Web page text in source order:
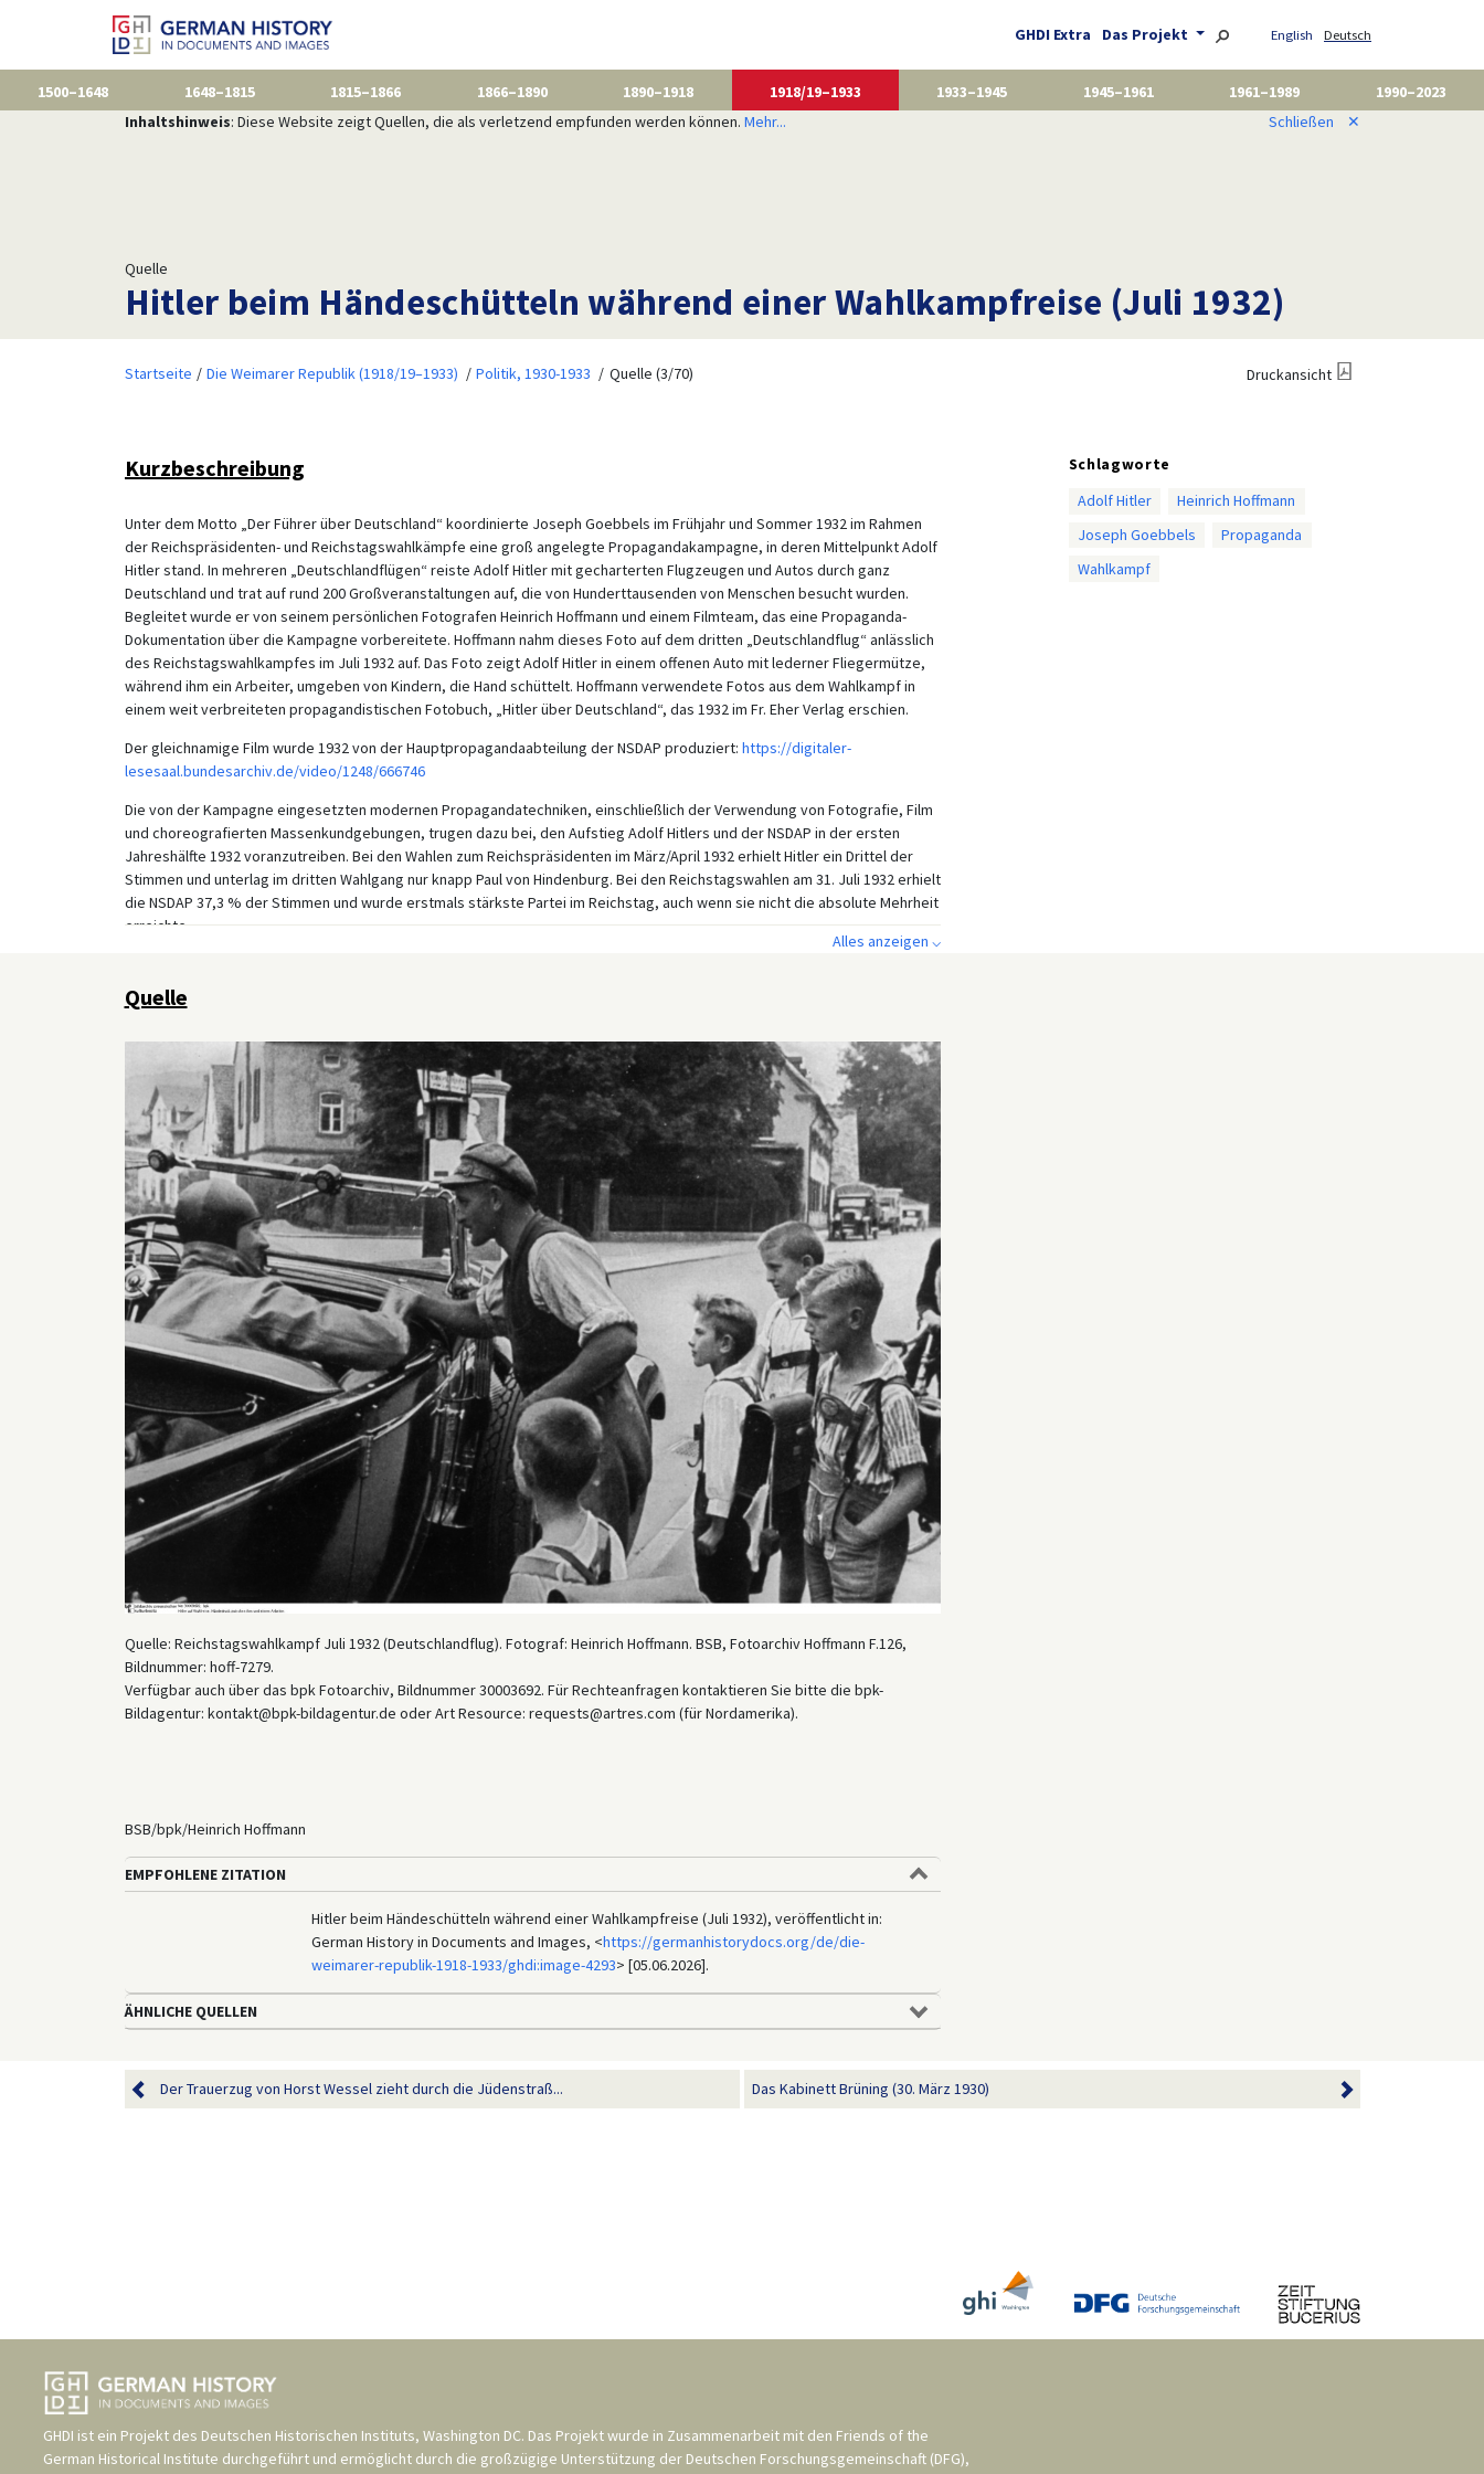
GHDI Extra Das Projekt English Deutsch
1500–1648 1648–1815 1815–1866 1866–1890 1890–1918 1918/19–1933 1933–1945 1945–1961 1961–1989
1990–2023
Inhaltshinweis: Diese Website zeigt Quellen, die als verletzend empfunden werden können. Mehr... Schließen ✕
Quelle
Hitler beim Händeschütteln während einer Wahlkampfreise (Juli 1932)
Startseite Die Weimarer Republik (1918/19–1933) Politik, 1930-1933 Quelle (3/70) Druckansicht
Kurzbeschreibung
Unter dem Motto „Der Führer über Deutschland“ koordinierte Joseph Goebbels im Frühjahr und Sommer 1932 im Rahmen
der Reichspräsidenten- und Reichstagswahlkämpfe eine groß angelegte Propagandakampagne, in deren Mittelpunkt Adolf
Hitler stand. In mehreren „Deutschlandflügen“ reiste Adolf Hitler mit gecharterten Flugzeugen und Autos durch ganz
Deutschland und trat auf rund 200 Großveranstaltungen auf, die von Hunderttausenden von Menschen besucht wurden.
Begleitet wurde er von seinem persönlichen Fotografen Heinrich Hoffmann und einem Filmteam, das eine Propaganda-
Dokumentation über die Kampagne vorbereitete. Hoffmann nahm dieses Foto auf dem dritten „Deutschlandflug“ anlässlich
des Reichstagswahlkampfes im Juli 1932 auf. Das Foto zeigt Adolf Hitler in einem offenen Auto mit lederner Fliegermütze,
während ihm ein Arbeiter, umgeben von Kindern, die Hand schüttelt. Hoffmann verwendete Fotos aus dem Wahlkampf in
einem weit verbreiteten propagandistischen Fotobuch, „Hitler über Deutschland“, das 1932 im Fr. Eher Verlag erschien.
Der gleichnamige Film wurde 1932 von der Hauptpropagandaabteilung der NSDAP produziert: https://digitaler-
lesesaal.bundesarchiv.de/video/1248/666746
Die von der Kampagne eingesetzten modernen Propagandatechniken, einschließlich der Verwendung von Fotografie, Film
und choreografierten Massenkundgebungen, trugen dazu bei, den Aufstieg Adolf Hitlers und der NSDAP in der ersten
Jahreshälfte 1932 voranzutreiben. Bei den Wahlen zum Reichspräsidenten im März/April 1932 erhielt Hitler ein Drittel der
Stimmen und unterlag im dritten Wahlgang nur knapp Paul von Hindenburg. Bei den Reichstagswahlen am 31. Juli 1932 erhielt
die NSDAP 37,3 % der Stimmen und wurde erstmals stärkste Partei im Reichstag, auch wenn sie nicht die absolute Mehrheit
erreichte.
Alles anzeigen ⌵
Schlagworte
Adolf Hitler
Heinrich Hoffmann
Joseph Goebbels
Propaganda
Wahlkampf
Quelle
Quelle: Reichstagswahlkampf Juli 1932 (Deutschlandflug). Fotograf: Heinrich Hoffmann. BSB, Fotoarchiv Hoffmann F.126,
Bildnummer: hoff-7279.
Verfügbar auch über das bpk Fotoarchiv, Bildnummer 30003692. Für Rechteanfragen kontaktieren Sie bitte die bpk-
Bildagentur: kontakt@bpk-bildagentur.de oder Art Resource: requests@artres.com (für Nordamerika).
BSB/bpk/Heinrich Hoffmann
EMPFOHLENE ZITATION
Hitler beim Händeschütteln während einer Wahlkampfreise (Juli 1932), veröffentlicht in:
German History in Documents and Images, <https://germanhistorydocs.org/de/die-
weimarer-republik-1918-1933/ghdi:image-4293> [05.06.2026].
ÄHNLICHE QUELLEN
Der Trauerzug von Horst Wessel zieht durch die Jüdenstraß... Das Kabinett Brüning (30. März 1930)
GHDI ist ein Projekt des Deutschen Historischen Instituts, Washington DC. Das Projekt wurde in Zusammenarbeit mit den Friends of the
German Historical Institute durchgeführt und ermöglicht durch die großzügige Unterstützung der Deutschen Forschungsgemeinschaft (DFG),